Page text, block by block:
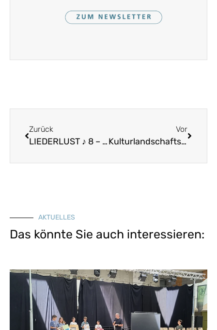
Zurück
LIEDERLUST ♪ 8 – Es war einmal ein junger Soldat
Vor
Kulturlandschaftsforum Bayern. Aufbau einer digitalen Ehrenamtsplattform (ab 2021)
AKTUELLES
Das könnte Sie auch interessieren: